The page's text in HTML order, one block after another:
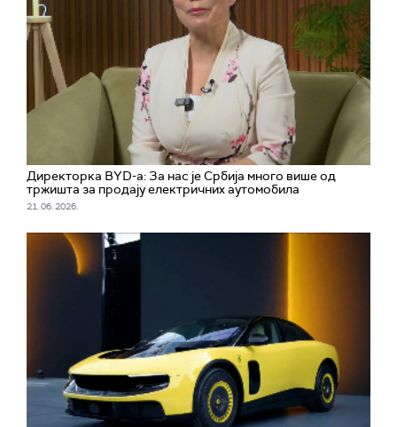
Директорка BYD-а: За нас је Србија много више од
тржишта за продају електричних аутомобила
21. 06. 2026.